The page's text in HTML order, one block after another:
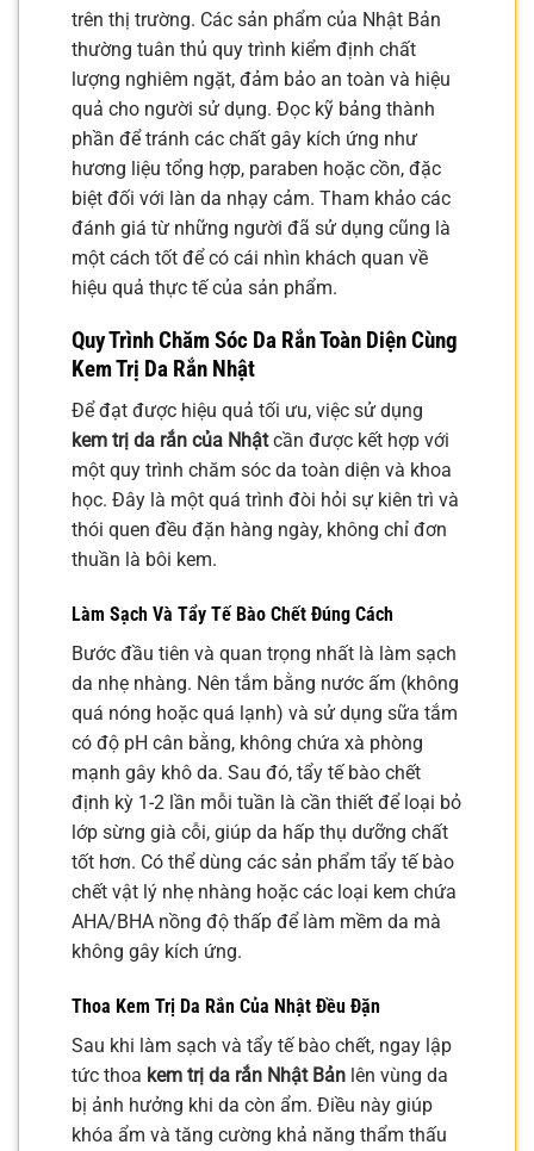
trên thị trường. Các sản phẩm của Nhật Bản
thường tuân thủ quy trình kiểm định chất
lượng nghiêm ngặt, đảm bảo an toàn và hiệu
quả cho người sử dụng. Đọc kỹ bảng thành
phần để tránh các chất gây kích ứng như
hương liệu tổng hợp, paraben hoặc cồn, đặc
biệt đối với làn da nhạy cảm. Tham khảo các
đánh giá từ những người đã sử dụng cũng là
một cách tốt để có cái nhìn khách quan về
hiệu quả thực tế của sản phẩm.
Quy Trình Chăm Sóc Da Rắn Toàn Diện Cùng
Kem Trị Da Rắn Nhật
Để đạt được hiệu quả tối ưu, việc sử dụng
kem trị da rắn của Nhậtcần được kết hợp với
một quy trình chăm sóc da toàn diện và khoa
học. Đây là một quá trình đòi hỏi sự kiên trì và
thói quen đều đặn hàng ngày, không chỉ đơn
thuần là bôi kem.
Làm Sạch Và Tẩy Tế Bào Chết Đúng Cách
Bước đầu tiên và quan trọng nhất là làm sạch
da nhẹ nhàng. Nên tắm bằng nước ấm (không
quá nóng hoặc quá lạnh) và sử dụng sữa tắm
có độ pH cân bằng, không chứa xà phòng
mạnh gây khô da. Sau đó, tẩy tế bào chết
định kỳ 1-2 lần mỗi tuần là cần thiết để loại bỏ
lớp sừng già cỗi, giúp da hấp thụ dưỡng chất
tốt hơn. Có thể dùng các sản phẩm tẩy tế bào
chết vật lý nhẹ nhàng hoặc các loại kem chứa
AHA/BHA nồng độ thấp để làm mềm da mà
không gây kích ứng.
Thoa Kem Trị Da Rắn Của Nhật Đều Đặn
Sau khi làm sạch và tẩy tế bào chết, ngay lập
tức thoa kem trị da rắn Nhật Bản lên vùng da
bị ảnh hưởng khi da còn ẩm. Điều này giúp
khóa ẩm và tăng cường khả năng thẩm thấu